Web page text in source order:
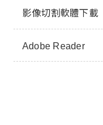
影像切割軟體下載
Adobe Reader